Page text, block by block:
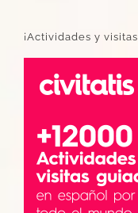
¡Actividades y